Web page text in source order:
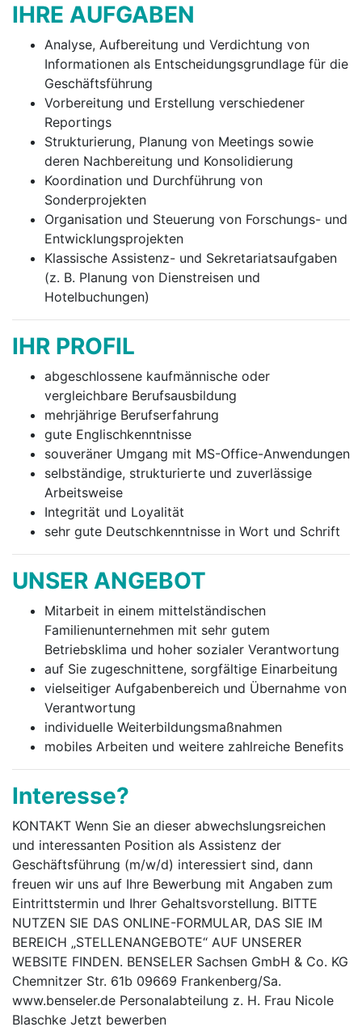
IHRE AUFGABEN
Analyse, Aufbereitung und Verdichtung von
Informationen als Entscheidungsgrundlage für die
Geschäftsführung
Vorbereitung und Erstellung verschiedener
Reportings
Strukturierung, Planung von Meetings sowie
deren Nachbereitung und Konsolidierung
Koordination und Durchführung von
Sonderprojekten
Organisation und Steuerung von Forschungs- und
Entwicklungsprojekten
Klassische Assistenz- und Sekretariatsaufgaben
(z. B. Planung von Dienstreisen und
Hotelbuchungen)
IHR PROFIL
abgeschlossene kaufmännische oder
vergleichbare Berufsausbildung
mehrjährige Berufserfahrung
gute Englischkenntnisse
souveräner Umgang mit MS-Office-Anwendungen
selbständige, strukturierte und zuverlässige
Arbeitsweise
Integrität und Loyalität
sehr gute Deutschkenntnisse in Wort und Schrift
UNSER ANGEBOT
Mitarbeit in einem mittelständischen
Familienunternehmen mit sehr gutem
Betriebsklima und hoher sozialer Verantwortung
auf Sie zugeschnittene, sorgfältige Einarbeitung
vielseitiger Aufgabenbereich und Übernahme von
Verantwortung
individuelle Weiterbildungsmaßnahmen
mobiles Arbeiten und weitere zahlreiche Benefits
Interesse?
KONTAKT Wenn Sie an dieser abwechslungsreichen
und interessanten Position als Assistenz der
Geschäftsführung (m/w/d) interessiert sind, dann
freuen wir uns auf Ihre Bewerbung mit Angaben zum
Eintrittstermin und Ihrer Gehaltsvorstellung. BITTE
NUTZEN SIE DAS ONLINE-FORMULAR, DAS SIE IM
BEREICH „STELLENANGEBOTE“ AUF UNSERER
WEBSITE FINDEN. BENSELER Sachsen GmbH & Co. KG
Chemnitzer Str. 61b 09669 Frankenberg/Sa.
www.benseler.de Personalabteilung z. H. Frau Nicole
Blaschke Jetzt bewerben